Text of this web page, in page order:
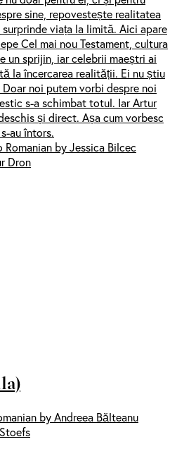
sine, repovestește realitatea
viața la limită. Aici apare
Cel mai nou Testament, cultura
un sprijin, iar celebrii maeștri ai
la încercarea realității. Ei nu știu
noi putem vorbi despre noi
s-a schimbat totul. Iar Artur
și direct. Așa cum vorbesc
au întors.
by Jessica Bilcec
Dron
by Andreea Bălteanu